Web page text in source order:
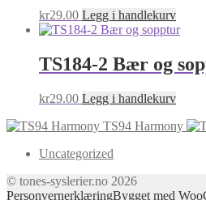
kr29.00 Legg i handlekurv
TS184-2 Bær og
kr29.00 Legg i handlekurv
TS94 Harmony
Uncategorized
© tones-syslerier.no 2026
PersonvernerklæringBygget med